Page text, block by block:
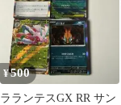
¥500
ラランテスGX RR サン